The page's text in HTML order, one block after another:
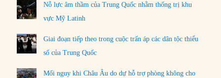
Nỗ lực âm thầm của Trung Quốc nhằm thống trị khu
vực Mỹ Latinh
Giai đoạn tiếp theo trong cuộc trấn áp các dân tộc thiểu
số của Trung Quốc
Mối nguy khi Châu Âu do dự hỗ trợ phòng không cho